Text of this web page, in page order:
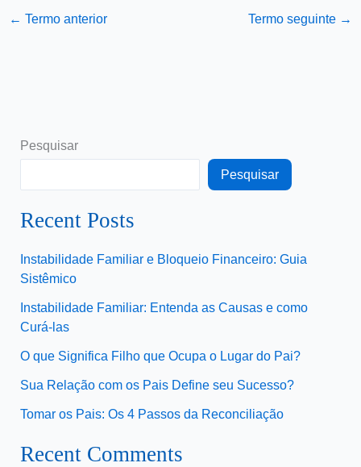
← Termo anterior Termo seguinte →
Pesquisar
Pesquisar
Recent Posts
Instabilidade Familiar e Bloqueio Financeiro: Guia
Sistêmico
Instabilidade Familiar: Entenda as Causas e como
Curá-las
O que Significa Filho que Ocupa o Lugar do Pai?
Sua Relação com os Pais Define seu Sucesso?
Tomar os Pais: Os 4 Passos da Reconciliação
Recent Comments